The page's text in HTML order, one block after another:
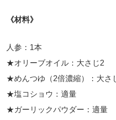
《材料》
人参：1本
★オリーブオイル：大さじ2
★めんつゆ（2倍濃縮）：大さ
★塩コショウ：適量
★ガーリックパウダー：適量